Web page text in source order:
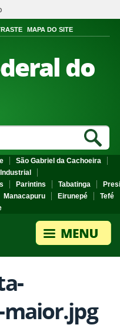
MAPA DO SITE
do
São Gabriel da Cachoeira
Parintins Tabatinga
Manacapuru Eirunepé
Tefé